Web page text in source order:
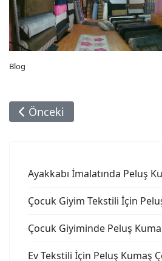
Blog
Önceki Makale: Çocuk
Önceki
Ayakkabı İmalatında Peluş
Çocuk Giyim Tekstili İçin
Çocuk Giyiminde Peluş
Ev Tekstili İçin Peluş Kumaş